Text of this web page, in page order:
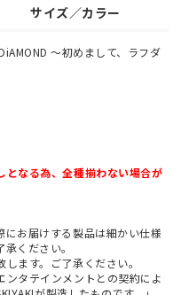
サイズ／カラー
～初めまして、ラフダ
なる為、全種揃わない場合が
お届けする製品は細かい仕様
ください。
ます。ご了承ください。
タテインメントとの契約によ